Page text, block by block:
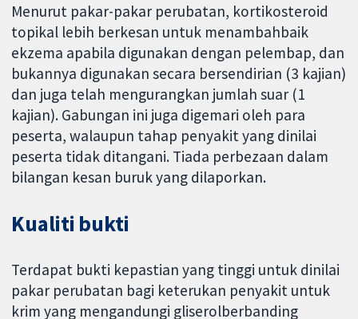
Menurut pakar-pakar perubatan, kortikosteroid
topikal lebih berkesan untuk menambahbaik
ekzema apabila digunakan dengan pelembap, dan
bukannya digunakan secara bersendirian (3 kajian)
dan juga telah mengurangkan jumlah suar (1
kajian). Gabungan ini juga digemari oleh para
peserta, walaupun tahap penyakit yang dinilai
peserta tidak ditangani. Tiada perbezaan dalam
bilangan kesan buruk yang dilaporkan.
Kualiti bukti
Terdapat bukti kepastian yang tinggi untuk dinilai
pakar perubatan bagi keterukan penyakit untuk
krim yang mengandungi gliserolberbanding